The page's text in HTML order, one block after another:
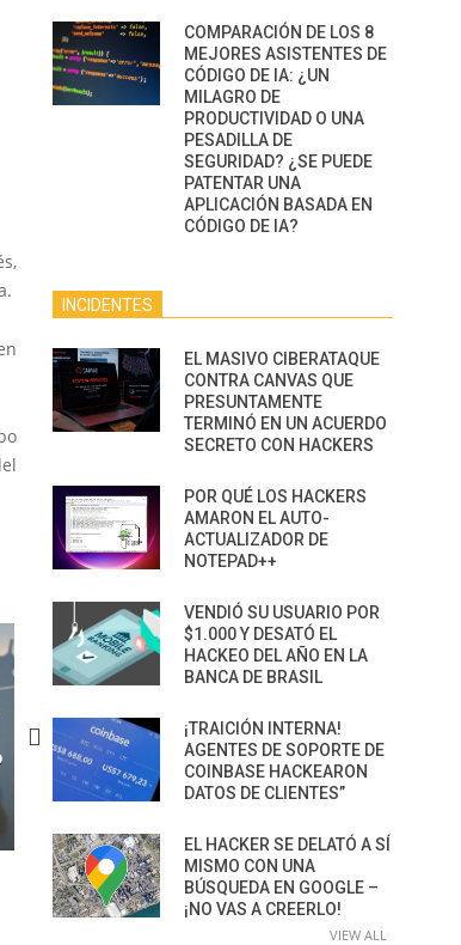
CÓMO LOS HACKERS
INTERCEPTAN OTPS Y
LLAMADAS MÓVILES SIN
PODER DE LOS SIM BOXES”
13 TÉCNICAS
RIDÍCULAMENTE
PARA HACKEAR Y
AGÉNTICA
COMPARACIÓN DE LOS 8
MEJORES ASISTENTES DE
CÓDIGO DE IA: ¿UN
MILAGRO DE
PRODUCTIVIDAD O UNA
PESADILLA DE
SEGURIDAD? ¿SE PUEDE
PATENTAR UNA
APLICACIÓN BASADA EN
CÓDIGO DE IA?
INCIDENTES
EL MASIVO CIBERATAQUE
CONTRA CANVAS QUE
PRESUNTAMENTE
TERMINÓ EN UN ACUERDO
SECRETO CON HACKERS
POR QUÉ LOS HACKERS
AMARON EL AUTO-
ACTUALIZADOR DE
NOTEPAD++
VENDIÓ SU USUARIO POR
$1.000 Y DESATÓ EL
HACKEO DEL AÑO EN LA
BANCA DE BRASIL
¡TRAICIÓN INTERNA!
AGENTES DE SOPORTE DE
COINBASE HACKEARON
DATOS DE CLIENTES”
EL HACKER SE DELATÓ A SÍ
MISMO CON UNA
BÚSQUEDA EN GOOGLE –
¡NO VAS A CREERLO!
VIEW ALL